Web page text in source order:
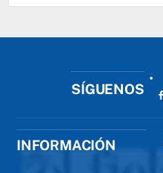
SÍGUENOS
INFORMACIÓN